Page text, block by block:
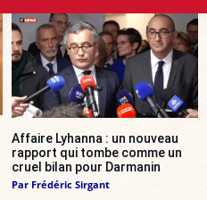
Affaire Lyhanna : un nouveau
rapport qui tombe comme un
cruel bilan pour Darmanin
Par Frédéric Sirgant